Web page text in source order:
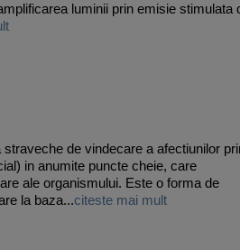
luminii prin emisie stimulata
de vindecare a afectiunilor
in anumite puncte cheie, care
ale organismului. Este o forma de
la baza...citeste mai mult